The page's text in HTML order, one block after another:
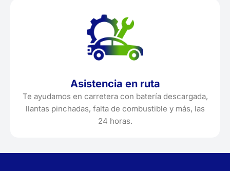
Asistencia en ruta
Te ayudamos en carretera con batería descargada,
llantas pinchadas, falta de combustible y más, las
24 horas.